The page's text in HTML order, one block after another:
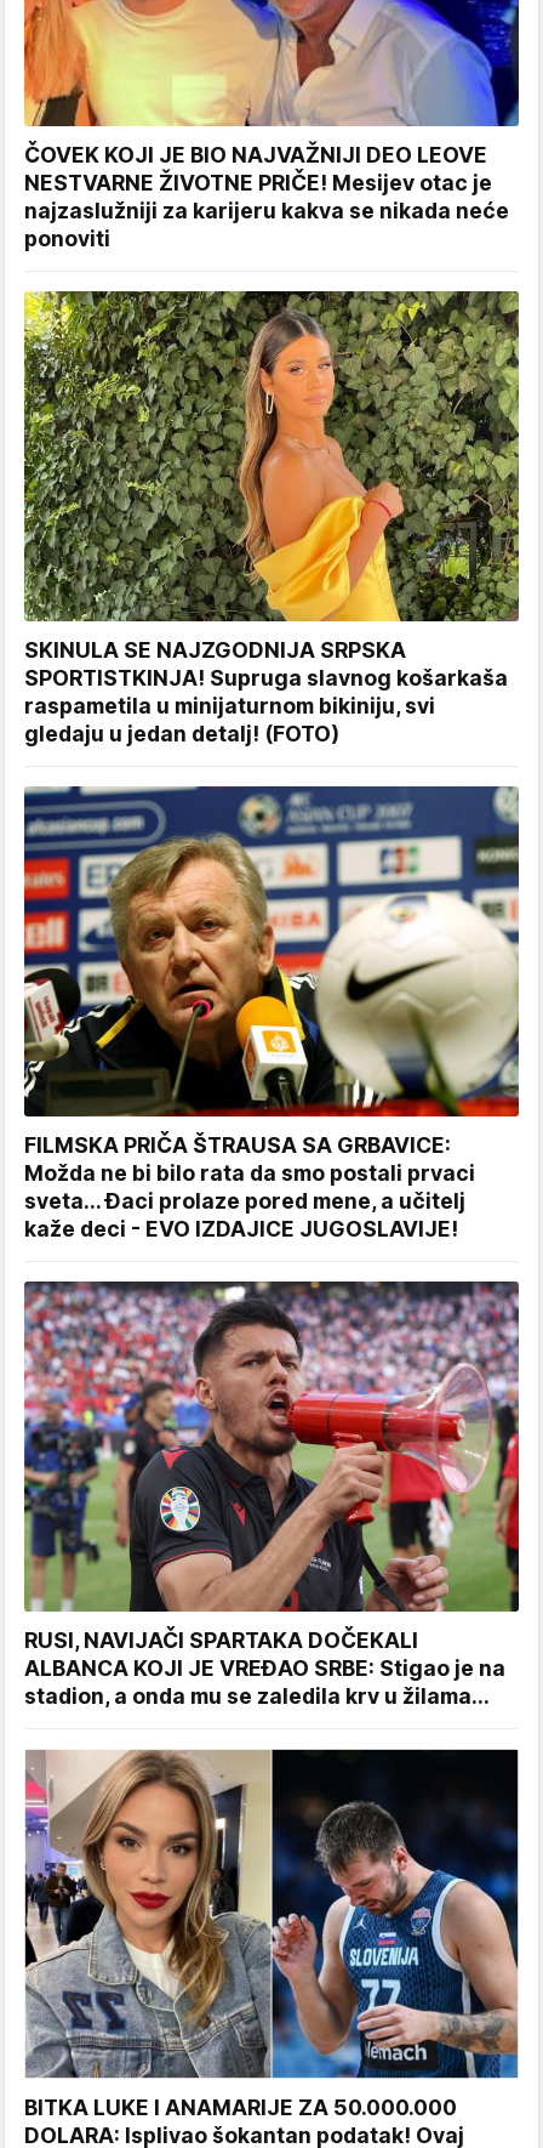
ČOVEK KOJI JE BIO NAJVAŽNIJI DEO LEOVE
NESTVARNE ŽIVOTNE PRIČE! Mesijev otac je
najzaslužniji za karijeru kakva se nikada neće
ponoviti
SKINULA SE NAJZGODNIJA SRPSKA
SPORTISTKINJA! Supruga slavnog košarkaša
raspametila u minijaturnom bikiniju, svi
gledaju u jedan detalj! (FOTO)
FILMSKA PRIČA ŠTRAUSA SA GRBAVICE:
Možda ne bi bilo rata da smo postali prvaci
sveta... Đaci prolaze pored mene, a učitelj
kaže deci - EVO IZDAJICE JUGOSLAVIJE!
RUSI, NAVIJAČI SPARTAKA DOČEKALI
ALBANCA KOJI JE VREĐAO SRBE: Stigao je na
stadion, a onda mu se zaledila krv u žilama...
BITKA LUKE I ANAMARIJE ZA 50.000.000
DOLARA: Isplivao šokantan podatak! Ovaj